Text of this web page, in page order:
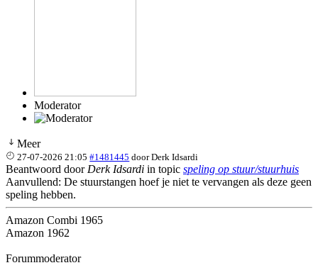
Moderator
Meer
27-07-2026 21:05 #1481445 doorDerk Idsardi
Beantwoord door Derk Idsardi in topic speling op stuur/stuurhuis
Aanvullend: De stuurstangen hoef je niet te vervangen als deze geen
speling hebben.
Amazon Combi 1965
Amazon 1962
Forummoderator